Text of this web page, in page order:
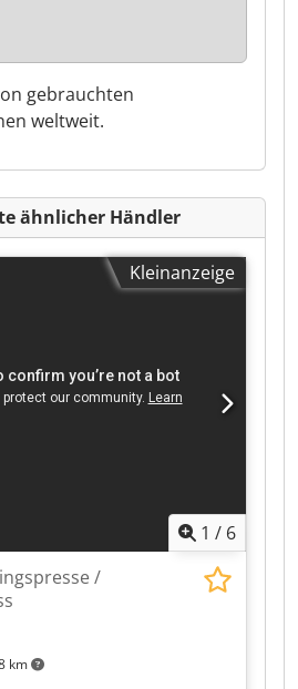
gebrauchten
weltweit.
ähnlicher Händler
Kleinanzeige
1 / 6
km
/